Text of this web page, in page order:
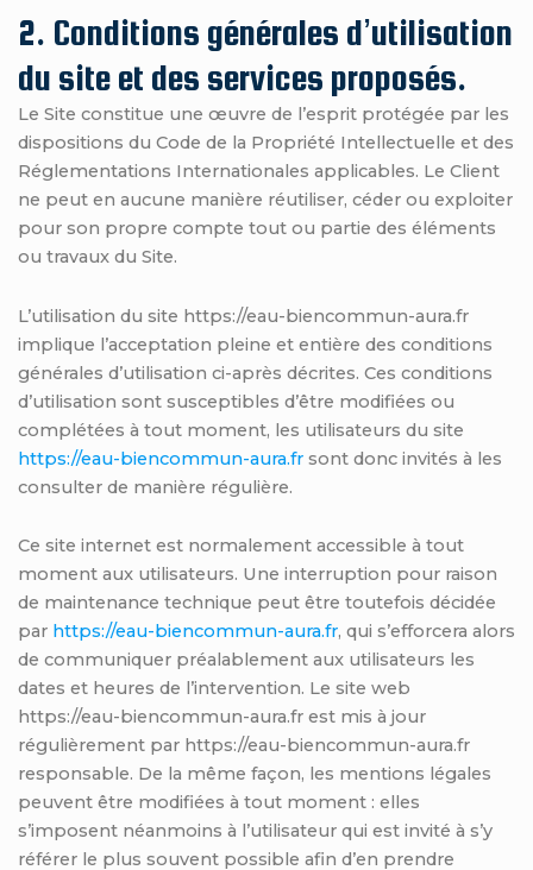
2. Conditions générales d’utilisation
du site et des services proposés.
Le Site constitue une œuvre de l’esprit protégée par les
dispositions du Code de la Propriété Intellectuelle et des
Réglementations Internationales applicables. Le Client
ne peut en aucune manière réutiliser, céder ou exploiter
pour son propre compte tout ou partie des éléments
ou travaux du Site.
L’utilisation du site https://eau-biencommun-aura.fr
implique l’acceptation pleine et entière des conditions
générales d’utilisation ci-après décrites. Ces conditions
d’utilisation sont susceptibles d’être modifiées ou
complétées à tout moment, les utilisateurs du site
https://eau-biencommun-aura.fr sont donc invités à les
consulter de manière régulière.
Ce site internet est normalement accessible à tout
moment aux utilisateurs. Une interruption pour raison
de maintenance technique peut être toutefois décidée
par https://eau-biencommun-aura.fr, qui s’efforcera alors
de communiquer préalablement aux utilisateurs les
dates et heures de l’intervention. Le site web
https://eau-biencommun-aura.fr est mis à jour
régulièrement par https://eau-biencommun-aura.fr
responsable. De la même façon, les mentions légales
peuvent être modifiées à tout moment : elles
s’imposent néanmoins à l’utilisateur qui est invité à s’y
référer le plus souvent possible afin d’en prendre